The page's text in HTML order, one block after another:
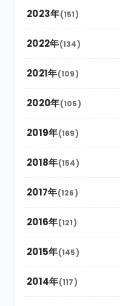
2025年11月
2025年10月
2025年9月
2025年7月
2025年6月
2025年5月
2025年4月
2025年3月
2025年2月
2024年12月
2024年11月
2024年10月
2024年9月
2024年7月
2024年6月
2024年5月
2024年4月
2024年3月
2024年2月
2023年(151)
2023年12月
2023年11月
2023年10月
2023年9月
2023年7月
2023年6月
2023年5月
2023年4月
2023年3月
2023年2月
2022年(134)
2022年12月
2022年11月
2022年10月
2022年9月
2022年7月
2022年6月
2022年5月
2022年4月
2022年3月
2021年(109)
2021年12月
2021年11月
2021年10月
2021年9月
2021年7月
2021年6月
2021年5月
2020年(105)
2020年12月
2020年11月
2020年10月
2020年9月
2020年7月
2020年6月
2019年(169)
2019年12月
2019年11月
2019年10月
2019年9月
2019年7月
2018年(154)
2018年12月
2018年11月
2018年10月
2018年9月
2017年(126)
2017年12月
2017年11月
2017年10月
2017年9月
2016年(121)
2016年12月
2016年11月
2016年10月
2015年(145)
2015年12月
2014年(117)